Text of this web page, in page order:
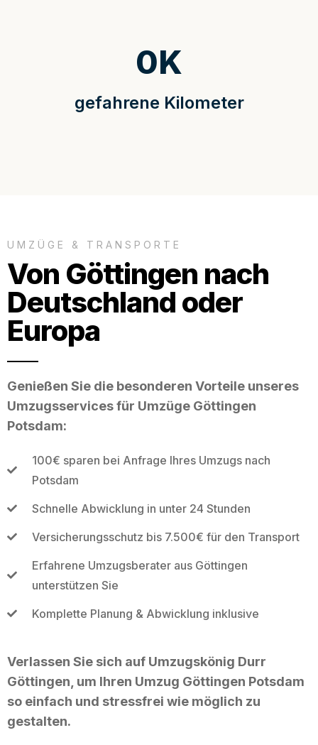
gefahrene Kilometer
0K
UMZÜGE & TRANSPORTE
Von Göttingen nach
Deutschland oder
Europa
Genießen Sie die besonderen Vorteile unseres
Umzugsservices für Umzüge Göttingen
Potsdam:
100€ sparen bei Anfrage Ihres Umzugs nach
Potsdam
Schnelle Abwicklung in unter 24 Stunden
Versicherungsschutz bis 7.500€ für den Transport
Erfahrene Umzugsberater aus Göttingen
unterstützen Sie
Komplette Planung & Abwicklung inklusive
Verlassen Sie sich auf Umzugskönig Durr
Göttingen, um Ihren Umzug Göttingen Potsdam
so einfach und stressfrei wie möglich zu
gestalten.